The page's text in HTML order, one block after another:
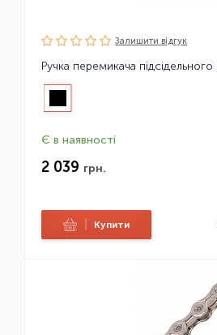
Залишити вiдгук
Є в наявності
2 039 грн.
Купити